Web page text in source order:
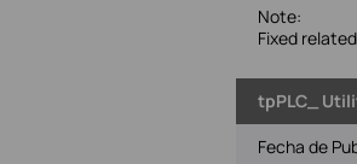
Note:
Fixed
tpPLC_
Fecha de